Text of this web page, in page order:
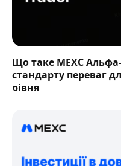
Що таке MEXC
стандарту переваг
рівня